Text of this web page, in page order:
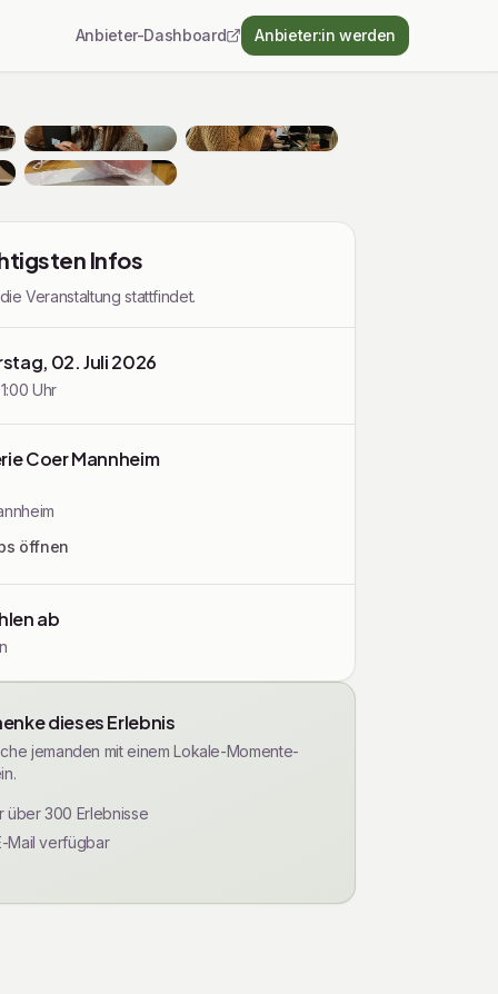
Anbieter-Dashboard Anbieter:in werden
Infos
Veranstaltung stattfindet.
02. Juli 2026
Uhr
Coer Mannheim
öffnen
ab
dieses Erlebnis
jemanden mit einem Lokale-Momente-
über 300 Erlebnisse
Mail verfügbar